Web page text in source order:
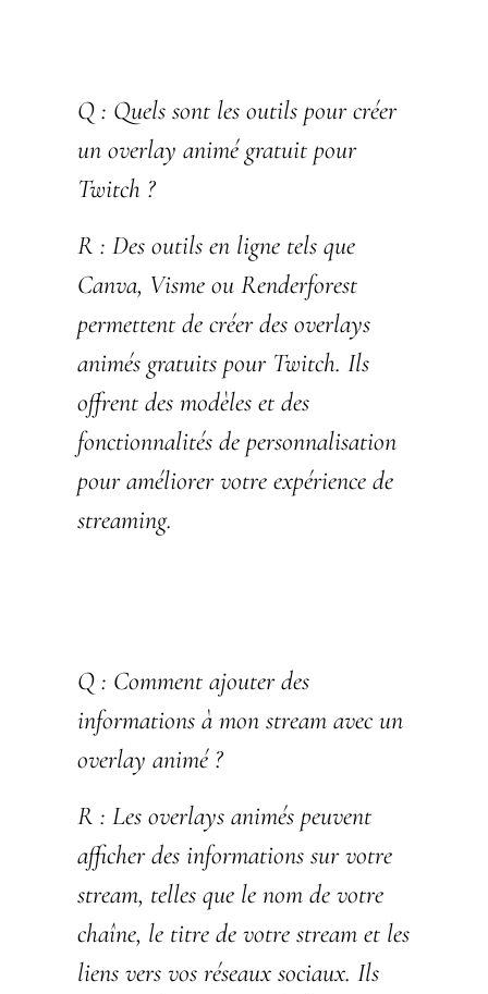
Q : Quels sont les outils pour créer
un overlay animé gratuit pour
Twitch ?
R : Des outils en ligne tels que
Canva, Visme ou Renderforest
permettent de créer des overlays
animés gratuits pour Twitch. Ils
offrent des modèles et des
fonctionnalités de personnalisation
pour améliorer votre expérience de
streaming.
Q : Comment ajouter des
informations à mon stream avec un
overlay animé ?
R : Les overlays animés peuvent
afficher des informations sur votre
stream, telles que le nom de votre
chaîne, le titre de votre stream et les
liens vers vos réseaux sociaux. Ils